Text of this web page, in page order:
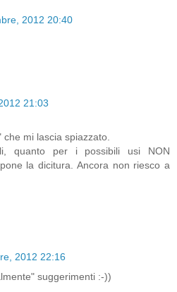
2012 20:40
21:03
che mi lascia spiazzato.
quanto per i possibili usi NON
la dicitura. Ancora non riesco a
2012 22:16
suggerimenti :-))